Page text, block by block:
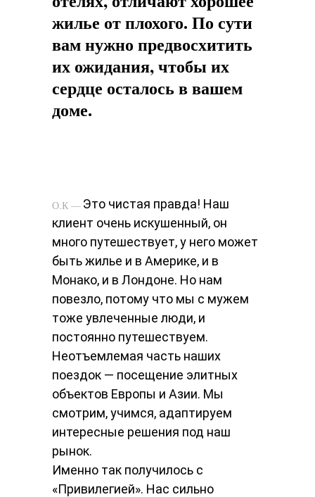
K.B—Это чистая правда! Наш
клиент очень искушенный, он
много путешествует, у него может
быть жилье и в Америке, и в
Монако, и в Лондоне. Но нам
повезло, потому что мы с мужем
тоже увлеченные люди, и
постоянно путешествуем.
Неотъемлемая часть наших
поездок — посещение элитных
объектов Европы и Азии. Мы
смотрим, учимся, адаптируем
интересные решения под наш
рынок.
Именно так получилось с
«Привилегией». Нас сильно
жилье от плохого. По сути
вам нужно предвосхитить
их ожидания, чтобы их
сердце осталось в вашем
доме.
О.К —